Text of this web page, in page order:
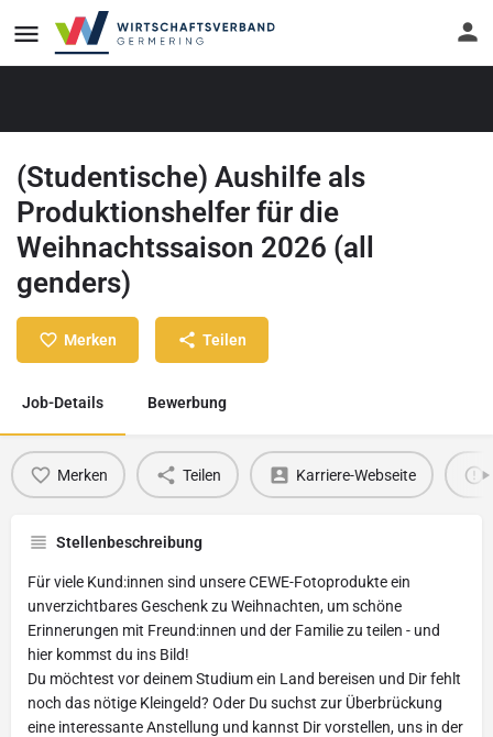
(Studentische) Aushilfe als
Produktionshelfer für die
Weihnachtssaison 2026 (all
genders)
Merken Teilen
Job-Details Bewerbung
Merken Teilen Karriere-Webseite
Stellenbeschreibung
Für viele Kund:innen sind unsere CEWE-Fotoprodukte ein
unverzichtbares Geschenk zu Weihnachten, um schöne
Erinnerungen mit Freund:innen und der Familie zu teilen - und
hier kommst du ins Bild!
Du möchtest vor deinem Studium ein Land bereisen und Dir fehlt
noch das nötige Kleingeld? Oder Du suchst zur Überbrückung
eine interessante Anstellung und kannst Dir vorstellen, uns in der